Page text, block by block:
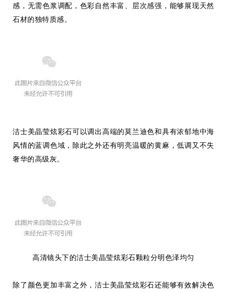
感，无需色浆调配，色彩自然丰富、层次感强，能够展现天然
石材的独特质感。
洁士美晶莹炫彩石可以调出高端的莫兰迪色和具有浓郁地中海
风情的蓝调色域，除此之外还有明亮温暖的黄麻，低调又不失
奢华的高级灰。
高清镜头下的洁士美晶莹炫彩石颗粒分明色泽均匀
除了颜色更加丰富之外，洁士美晶莹炫彩石还能够有效解决色